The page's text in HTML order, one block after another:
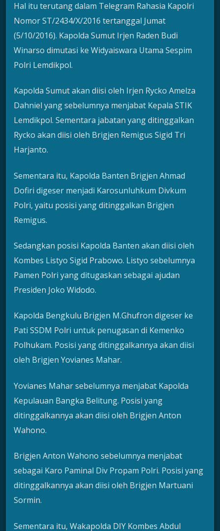
Hal itu terutang dalam Telegram Rahasia Kapolri
Nomor ST/2434/X/2016 tertanggal Jumat
(5/10/2016). Kapolda Sumut Irjen Raden Budi
Winarso dimutasi ke Widyaiswara Utama Sespim
Polri Lemdikpol.
Kapolda Sumut akan diisi oleh Irjen Rycko Amelza
Dahniel yang sebelumnya menjabat Kepala STIK
Lemdikpol. Sementara jabatan yang ditinggalkan
Rycko akan diisi oleh Brigjen Remigus Sigid Tri
Harjanto.
Sementara itu, Kapolda Banten Brigjen Ahmad
Dofiri digeser menjadi Karosunluhkum Divkum
Polri, yaitu posisi yang ditinggalkan Brigjen
Remigus.
Sedangkan posisi Kapolda Banten akan diisi oleh
Kombes Listyo Sigid Prabowo. Listyo sebelumnya
Pamen Polri yang ditugaskan sebagai ajudan
Presiden Joko Widodo.
Kapolda Bengkulu Brigjen M.Ghufron digeser ke
Pati SSDM Polri untuk penugasan di Kemenko
Polhukam. Posisi yang ditinggalkannya akan diisi
oleh Brigjen Yovianes Mahar.
Yovianes Mahar sebelumnya menjabat Kapolda
Kepulauan Bangka Belitung. Posisi yang
ditinggalkannya akan diisi oleh Brigjen Anton
Wahono.
Brigjen Anton Wahono sebelumnya menjabat
sebagai Karo Paminal Div Propam Polri. Posisi yang
ditinggalkannya akan diisi oleh Brigjen Martuani
Sormin.
Sementara itu, Wakapolda DIY Kombes Abdul